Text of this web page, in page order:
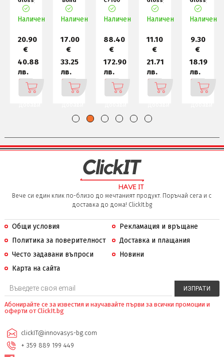
Photo
Paper-
100
Наличен
20.90
€
40.88
лв.
Paper-
610
mm x
Наличен
17.00
€
33.25
лв.
Sold
Magenta
Tone
Наличен
88.40
€
172.90
лв.
II PP-
201,
A4, 20
Наличен
11.10
€
21.71
лв.
II PP-
201,
10x15
Наличен
9.30
€
18.19
лв.
Вече си един клик по-близо до мечтаният продукт. Поръчай сега и с
доставка до дома! ClickIt.bg
Общи условия
Рекламация и връщане
Политика за поверителност
Доставка и плащания
Често задавани въпроси
Новини
Карта на сайта
Абонирайте се за известия и научавайте първи за всички промоции и
оферти от ClickIt.bg
clickIT@innovasys-bg.com
+ 359 889 199 449